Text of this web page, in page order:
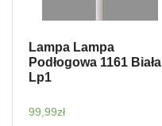
Lampa Lampa
Podłogowa 1161 Biała
Lp1
99,99zł